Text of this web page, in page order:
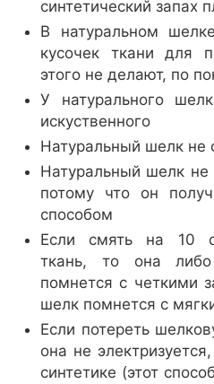
синтетический запах
В натуральном
кусочек ткани для
этого не делают, по
У натурального
искуственного
Натуральный шелк не
Натуральный шелк
потому что он
способом
Если смять на 10
ткань, то она
помнется с четкими
шелк помнется с
Если потереть
она не
синтетике (этот